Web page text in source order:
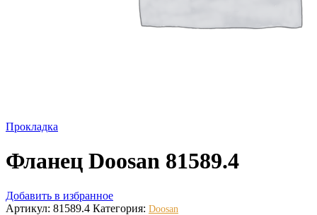
Прокладка
Фланец Doosan 81589.4
Добавить в избранное
Артикул: 81589.4 Категория: Doosan